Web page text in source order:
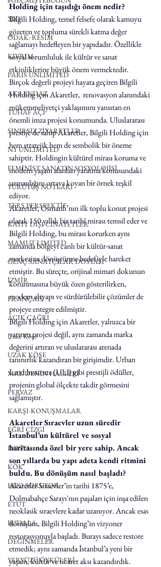
XXY
ODAK: RESİM
KIVRIM
PARIS UNLIMITED
AKS-ENDAZ
TUHAF AÇI
SINIRSIZ ZİYARETLER
NY UNLIMITED
FEMİNİST SANATIN SOSYOLOJİSİ
YÜRÜYÜŞ NOTLARI
TERS PERSPEKTİF
KAYIT DIŞI CİNAYETLER
MAMUT LIMITED
GENÇ SANATÇILAR DOSYASI
İZMİR
FRANÇAIS
AÇIK ÇAĞRI
Uzak Köşe
UZAK KÖŞE
MADDENİN HALLERİ
PERVAZ
KARŞI-KONUŞMALAR
EĞRİ ÇİZGİ
DOSYA
KÖK
HUO SORUYOR
ETÜT
BUDALA
DEĞİNMELER
YERYÜZÜ ÖYKÜLERİ
Holding için taşıdığı önem nedir?
Bilgili Holding, temel felsefe olarak kamuyu
gözeten ve topluma sürekli katma değer
sağlamayı hedefleyen bir yapıdadır. Özellikle
sosyal sorumluluk ile kültür ve sanat
etkinliklerine büyük önem vermektedir.
Birçok değerli projeyi hayata geçiren Bilgili
Holding için Akaretler,  renovasyon alanındaki
mükemmeliyetçi yaklaşımını yansıtan en
önemli imza projesi konumunda. Uluslararası
prestije de sahip Akaretler, Bilgili Holding için
hem stratejik hem de sembolik bir öneme
sahiptir. Holdingin kültürel mirası koruma ve
modern yaşam alanları yaratma konusundaki
uzmanlığını ortaya koyan bir örnek teşkil
ediyor.
Akaretler, Osmanlı’nın ilk toplu konut projesi
olarak 150 yıllık bir tarihî mirası temsil eder ve
Bilgili Holding, bu mirası korurken aynı
zamanda bölgeyi canlı bir kültür-sanat
merkezine dönüştürme hedefiyle hareket
etmiştir. Bu süreçte, orijinal mimari dokunun
korunmasına büyük özen gösterilirken,
modern altyapı ve sürdürülebilir çözümler de
projeye entegre edilmiştir.
Bilgili Holding için Akaretler, yalnızca bir
yatırım projesi değil, aynı zamanda marka
değerini artıran ve uluslararası arenada
tanınırlık kazandıran bir girişimdir. Urban
Land Institute (ULI) gibi prestijli ödüller,
projenin global ölçekte takdir görmesini
sağlamıştır.
Akaretler Sıraevler uzun süredir
İstanbul’un kültürel ve sosyal
haritasında özel bir yere sahip. Ancak
son yıllarda bu yapı adeta kendi ritmini
buldu. Bu dönüşüm nasıl başladı?
Akaretler Sıraevler’in tarihi 1875’e,
Dolmabahçe Sarayı'nın paşaları için inşa edilen
neoklasik sıraevlere kadar uzanıyor. Ancak esas
dönüşüm, Bilgili Holding’in vizyoner
restorasyonuyla başladı. Burayı sadece restore
etmedik; aynı zamanda İstanbul’a yeni bir
yaşam, kültür ve ticaret aksı kazandırdık.